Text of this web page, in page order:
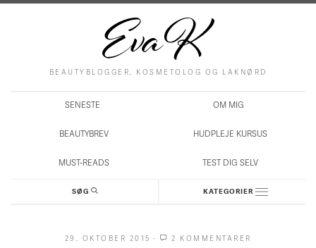
BEAUTYBLOGGER, KOSMETOLOG OG LAKNØRD
SENESTE OM MIG
BEAUTYBREV HUDPLEJE KURSUS
MUST-READS TEST DIG SELV
SØG KATEGORIER
29. OKTOBER 2015 · 2 KOMMENTARER